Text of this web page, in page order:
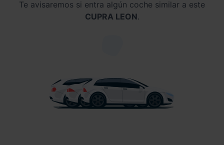
Te avisaremos si entra algún coche similar a este
CUPRA LEON.